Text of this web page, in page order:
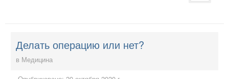
Делать операцию или нет?
в Медицина